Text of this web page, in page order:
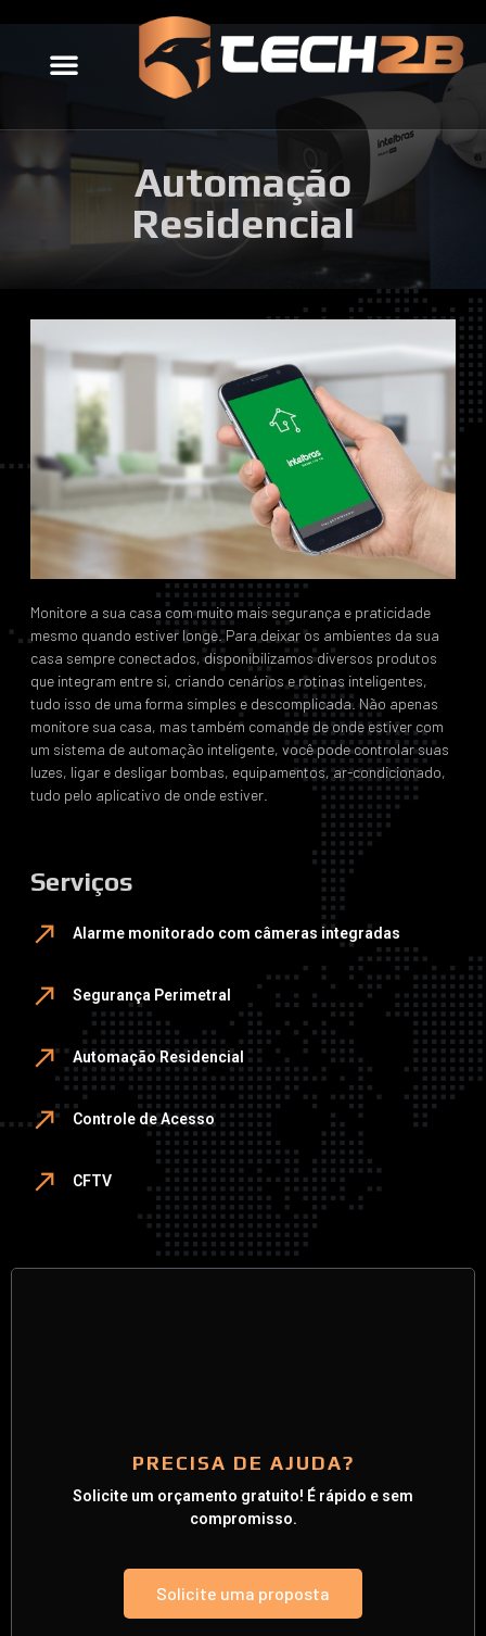
Automação
Residencial
Serviços
Alarme monitorado com câmeras integradas
Segurança Perimetral
Automação Residencial
Controle de Acesso
CFTV
Monitore a sua casa com muito mais segurança e praticidade
mesmo quando estiver longe. Para deixar os ambientes da sua
casa sempre conectados, disponibilizamos diversos produtos
que integram entre si, criando cenários e rotinas inteligentes,
tudo isso de uma forma simples e descomplicada. Não apenas
monitore sua casa, mas também comande de onde estiver com
um sistema de automação inteligente, você pode controlar suas
luzes, ligar e desligar bombas, equipamentos, ar-condicionado,
tudo pelo aplicativo de onde estiver.
PRECISA DE AJUDA?
Solicite um orçamento gratuito! É rápido e sem
compromisso.
Solicite uma proposta